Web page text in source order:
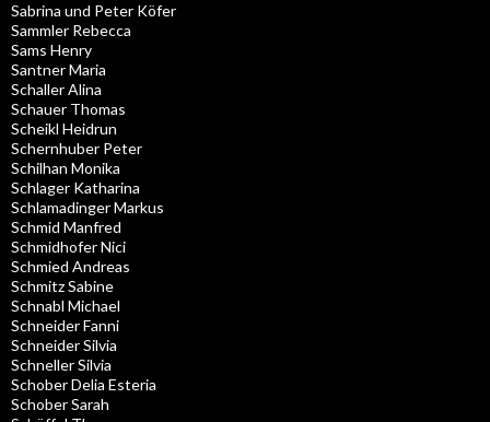
Sabrina und Peter Köfer
Sammler Rebecca
Sams Henry
Santner Maria
Schaller Alina
Schauer Thomas
Scheikl Heidrun
Schernhuber Peter
Schilhan Monika
Schlager Katharina
Schlamadinger Markus
Schmid Manfred
Schmidhofer Nici
Schmied Andreas
Schmitz Sabine
Schnabl Michael
Schneider Fanni
Schneider Silvia
Schneller Silvia
Schober Delia Esteria
Schober Sarah